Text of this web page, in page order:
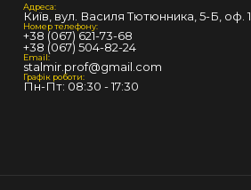
Адреса:
Київ, вул. Василя Тютюнника, 5-Б, оф. 1
Номер телефону:
+38 (067) 621-73-68
+38 (067) 504-82-24
Email:
stalmir.prof@gmail.com
Графік роботи:
Пн-Пт: 08:30 - 17:30